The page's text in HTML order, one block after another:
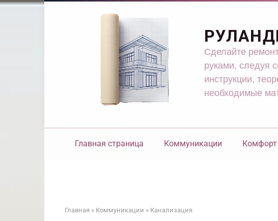
Перейти
Сделайте
руками, следуя
инструкции,
необходимые
Главная страница Коммуникации Комфорт
Главная » Коммуникации » Канализация